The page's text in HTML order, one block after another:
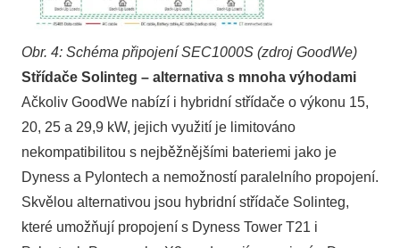
Obr. 4: Schéma připojení SEC1000S (zdroj GoodWe)
Střídače Solinteg – alternativa s mnoha výhodami
Ačkoliv GoodWe nabízí i hybridní střídače o výkonu 15,
20, 25 a 29,9 kW, jejich využití je limitováno
nekompatibilitou s nejběžnějšími bateriemi jako je
Dyness a Pylontech a nemožností paralelního propojení.
Skvělou alternativou jsou hybridní střídače Solinteg,
které umožňují propojení s Dyness Tower T21 i